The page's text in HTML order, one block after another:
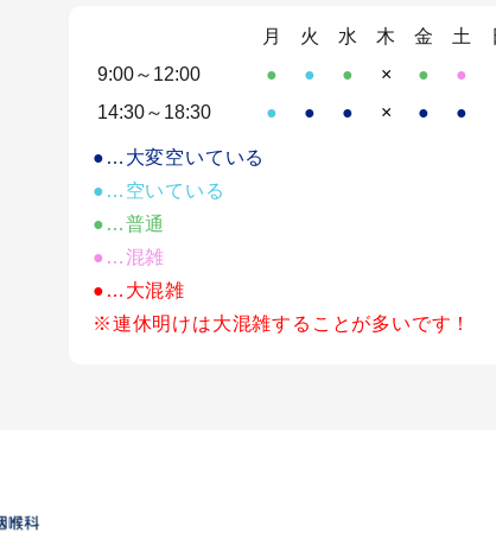
月 火 水 木 金 土
9:00～12:00
● ● ● × ● ●
14:30～18:30
● ● ● × ● ●
●…大変空いている
●…空いている
●…普通
●…混雑
●…大混雑
※連休明けは大混雑することが多いです！